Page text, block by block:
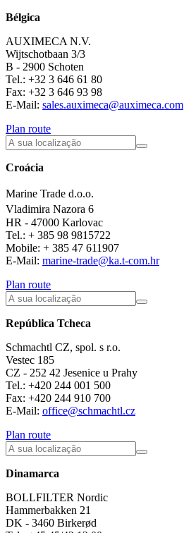
Bélgica
AUXIMECA N.V.
Wijtschotbaan 3/3
B - 2900 Schoten
Tel.: +32 3 646 61 80
Fax: +32 3 646 93 98
E-Mail: sales.auximeca@auximeca.com
Plan route
Croácia
Marine Trade d.o.o.
Vladimira Nazora 6
HR - 47000 Karlovac
Tel.: + 385 98 9815722
Mobile: + 385 47 611907
E-Mail: marine-trade@ka.t-com.hr
Plan route
República Tcheca
Schmachtl CZ, spol. s r.o.
Vestec 185
CZ - 252 42 Jesenice u Prahy
Tel.: +420 244 001 500
Fax: +420 244 910 700
E-Mail: office@schmachtl.cz
Plan route
Dinamarca
BOLLFILTER Nordic
Hammerbakken 21
DK - 3460 Birkerød